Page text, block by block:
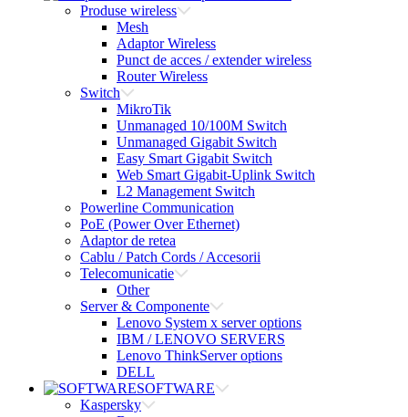
Produse wireless
Mesh
Adaptor Wireless
Punct de acces / extender wireless
Router Wireless
Switch
MikroTik
Unmanaged 10/100M Switch
Unmanaged Gigabit Switch
Easy Smart Gigabit Switch
Web Smart Gigabit-Uplink Switch
L2 Management Switch
Powerline Communication
PoE (Power Over Ethernet)
Adaptor de retea
Cablu / Patch Cords / Accesorii
Telecomunicatie
Other
Server & Componente
Lenovo System x server options
IBM / LENOVO SERVERS
Lenovo ThinkServer options
DELL
SOFTWARE
Kaspersky